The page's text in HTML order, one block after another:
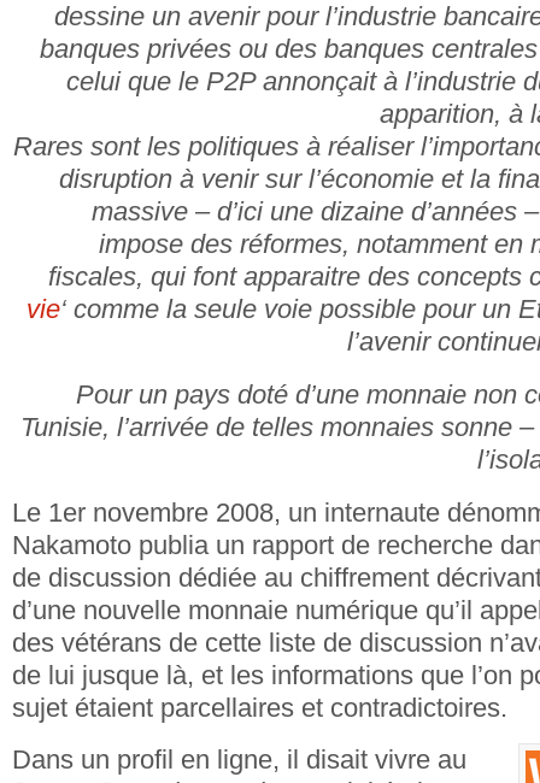
dessine un avenir pour l’industrie
banques privées ou des banques
celui que le P2P annonçait à l’industrie
apparition, à
Rares sont les politiques à réaliser
disruption à venir sur l’économie et la
massive – d’ici une dizaine d’années
impose des réformes, notamment en
fiscales, qui font apparaitre des concepts
vie‘ comme la seule voie possible pour un
l’avenir
Pour un pays doté d’une monnaie non
Tunisie, l’arrivée de telles monnaies sonne
Le 1er novembre 2008, un internaute
Nakamoto publia un rapport de recherche
de discussion dédiée au chiffrement
d’une nouvelle monnaie numérique qu’il
des vétérans de cette liste de discussion
de lui jusque là, et les informations que l’on
sujet étaient parcellaires et contradictoires.
Dans un profil en ligne, il disait vivre au